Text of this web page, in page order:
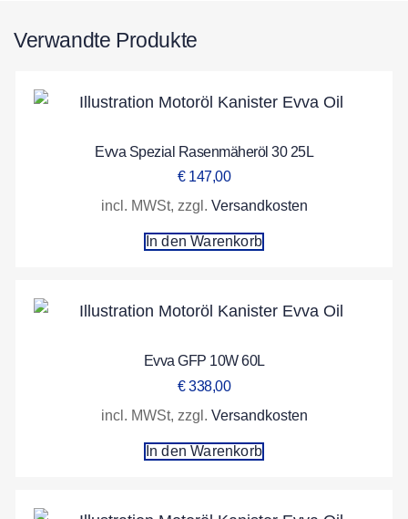
Verwandte Produkte
Evva Spezial Rasenmäheröl 30 25L
€147,00
incl. MWSt, zzgl. Versandkosten
In den Warenkorb
Evva GFP 10W 60L
€338,00
incl. MWSt, zzgl. Versandkosten
In den Warenkorb